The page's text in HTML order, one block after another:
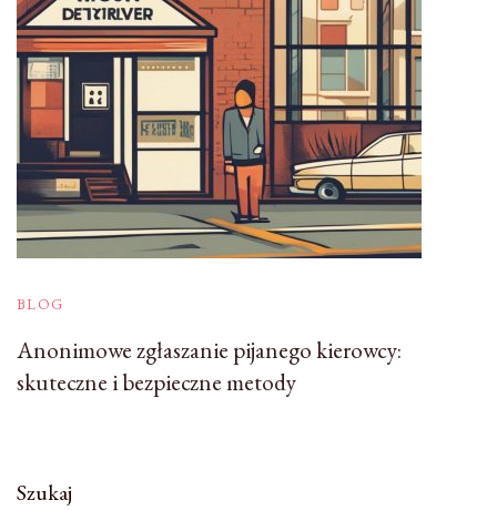
BLOG
Anonimowe zgłaszanie pijanego kierowcy:
skuteczne i bezpieczne metody
Szukaj